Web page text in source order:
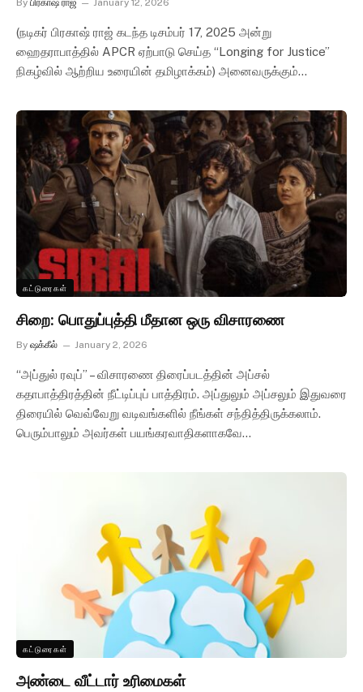
By பிரகாஷ் ராஜ் January 12, 2026
(நடிகர் பிரகாஷ் ராஜ் கடந்த டிசம்பர் 17, 2025 அன்று
ஹைதராபாத்தில் APCR ஏற்பாடு செய்த “Longing for Justice”
நிகழ்வில் ஆற்றிய உரையின் தமிழாக்கம்) அனைவருக்கும்…
கட்டுரைகள்
சிறை: பொதுப்புத்தி மீதான ஒரு விசாரணை
By ஷக்கீல் January 2, 2026
“அப்துல் ரவுப்” – விசாரணை திரைப்படத்தின் அப்சல்
கதாபாத்திரத்தின் நீட்டிப்புப் பாத்திரம். அப்துலும் அப்சலும் இதுவரை
திரையில் வெவ்வேறு வடிவங்களில் நீங்கள் சந்தித்திருக்கலாம்.
பெரும்பாலும் அவர்கள் பயங்கரவாதிகளாகவே…
கட்டுரைகள்
அண்டை வீட்டார் உரிமைகள்